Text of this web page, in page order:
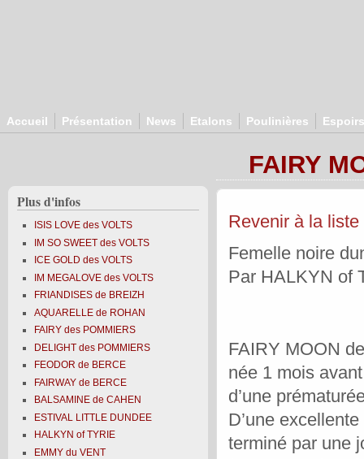
Accueil Présentation News Etalons Poulinières Espoirs
Plus d'infos
ISIS LOVE des VOLTS
IM SO SWEET des VOLTS
ICE GOLD des VOLTS
IM MEGALOVE des VOLTS
FRIANDISES de BREIZH
AQUARELLE de ROHAN
FAIRY des POMMIERS
DELIGHT des POMMIERS
FEODOR de BERCE
FAIRWAY de BERCE
BALSAMINE de CAHEN
ESTIVAL LITTLE DUNDEE
HALKYN of TYRIE
EMMY du VENT
FAIRY
Revenir à la liste
Femelle noire
Par HALKYN of
FAIRY MOON
née 1 mois
d’une
D’une
terminé par une